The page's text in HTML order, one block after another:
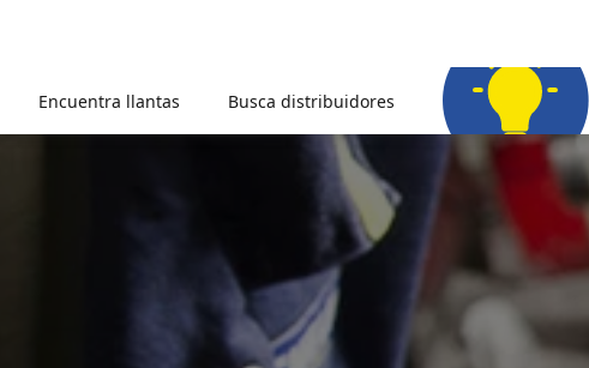
Encuentra llantas Busca distribuidores